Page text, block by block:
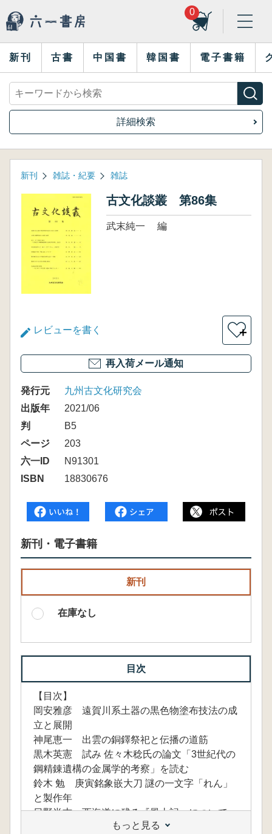
0
新刊 古書 中国書 韓国書 電子書籍
詳細検索
新刊 雑誌・紀要 雑誌
古文化談叢 第86集
武末純一 編
レビューを書く ＋
再入荷メール通知
発行元
九州古文化研究会
出版年
2021/06
判
B5
ページ
203
六一ID
N91301
ISBN
18830676
新刊・電子書籍
新刊
在庫なし
目次
【目次】
岡安雅彦 遠賀川系土器の黒色物塗布技法の成
立と展開
神尾恵一 出雲の銅鐸祭祀と伝播の道筋
黒木英憲 試み 佐々木稔氏の論文「3世紀代の
鋼精錬遺構の金属学的考察」を読む
鈴木 勉 庚寅銘象嵌大刀 謎の一文字「れん」
と製作年
日野尚志 西海道に残る『風土記』について
山中英彦 椿市廃寺出土の平城宮系軒丸瓦の一
もっと見る